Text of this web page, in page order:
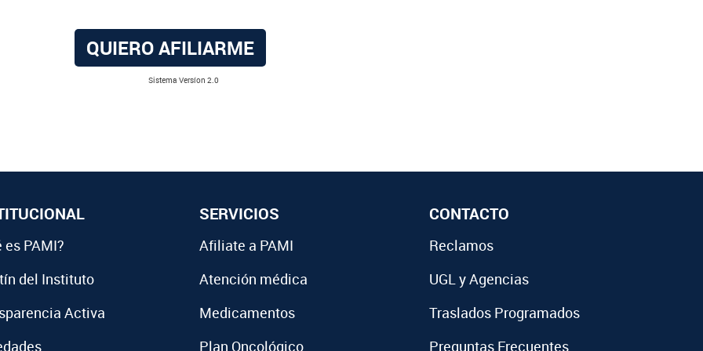
QUIERO AFILIARME
Sistema Versíon 2.0
es PAMI?
del Instituto
Activa
SERVICIOS
Afiliate a PAMI
Atención médica
Medicamentos
Plan Oncológico
CONTACTO
Reclamos
UGL y Agencias
Traslados Programados
Preguntas Frecuentes